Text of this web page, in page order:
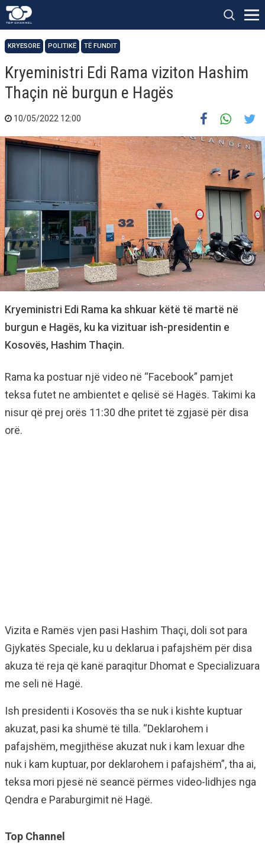
KRYESORE POLITIKË TË FUNDIT
Kryeministri Edi Rama viziton Hashim
Thaçin në burgun e Hagës
10/05/2022 12:00
Kryeministri Edi Rama ka shkuar këtë të martë në
burgun e Hagës, ku ka vizituar ish-presidentin e
Kosovës, Hashim Thaçin.
Rama ka postuar një video në “Facebook” pamjet
teksa futet ne ambientet e qelisë së Hagës. Takimi ka
nisur që prej orës 11:30 dhe pritet të zgjasë për disa
orë.
Vizita e Ramës vjen pasi Hashim Thaçi, doli sot para
Gjykatës Speciale, ku u deklarua i pafajshëm për disa
akuza të reja që kanë paraqitur Dhomat e Specializuara
me seli në Hagë.
Ish presidenti i Kosovës tha se nuk i kishte kuptuar
akuzat, pasi ka shumë të tilla. “Deklarohem i
pafajshëm, megjithëse akuzat nuk i kam lexuar dhe
nuk i kam kuptuar, por deklarohem i pafajshëm”, tha ai,
teksa mori pjesë në seancë përmes video-lidhjes nga
Qendra e Paraburgimit në Hagë.
Top Channel